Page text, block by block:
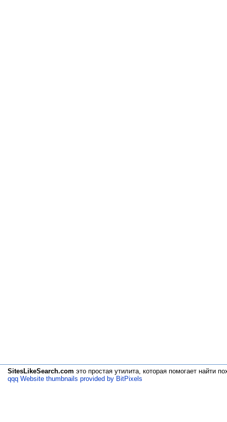
SitesLikeSearch.com это простая утилита, которая помогает найти
qqq Website thumbnails provided by BitPixels